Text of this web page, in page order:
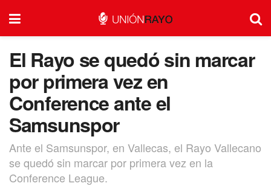
El Rayo se quedó sin marcar
por primera vez en
Conference ante el
Samsunspor
Ante el Samsunspor, en Vallecas, el Rayo Vallecano
se quedó sin marcar por primera vez en la
Conference League.